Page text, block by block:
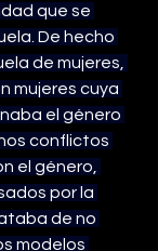
que se
De hecho
de mujeres,
mujeres cuya
el género
conflictos
el género,
por la
de no
modelos